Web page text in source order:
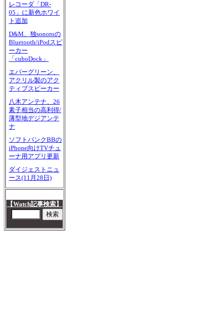
レコーダ「DR-
05」に新色ホワイ
ト追加
D&M、独sonoroの
Bluetooth/iPodスピ
ーカー
「cuboDock」
エバーグリーン、
アクリル製のアク
ティブスピーカー
八木アンテナ、26
素子相当の高利得/
薄型地デジアンテ
ナ
ソフトバンクBBの
iPhone向けTVチュ
ーナ用アプリ更新
ダイジェストニュ
ース(11月28日)
【Watch記事検索】